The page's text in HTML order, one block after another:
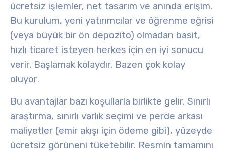
ücretsiz işlemler, net tasarım ve anında erişim.
Bu kurulum, yeni yatırımcılar ve öğrenme eğrisi
(veya büyük bir ön depozito) olmadan basit,
hızlı ticaret isteyen herkes için en iyi sonucu
verir. Başlamak kolaydır. Bazen çok kolay
oluyor.
Bu avantajlar bazı koşullarla birlikte gelir. Sınırlı
araştırma, sınırlı varlık seçimi ve perde arkası
maliyetler (emir akışı için ödeme gibi), yüzeyde
ücretsiz görüneni tüketebilir. Resmin tamamını